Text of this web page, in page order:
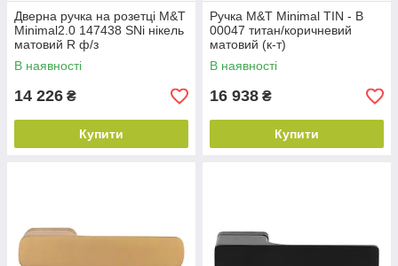
Дверна ручка на розетці M&T
Minimal2.0 147438 SNi нікель
матовий R ф/з
В наявності
14 226 ₴
Купити
Ручка M&T Minimal TIN - B
00047 титан/коричневий
матовий (к-т)
В наявності
16 938 ₴
Купити